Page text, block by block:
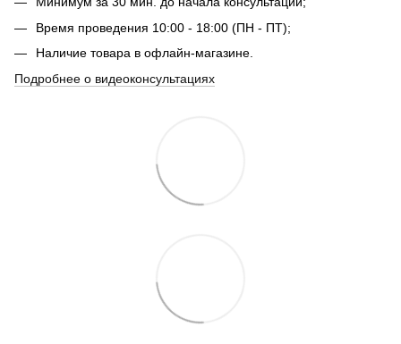
Время проведения 10:00 - 18:00 (ПН - ПТ);
Наличие товара в офлайн-магазине.
Подробнее о видеоконсультациях